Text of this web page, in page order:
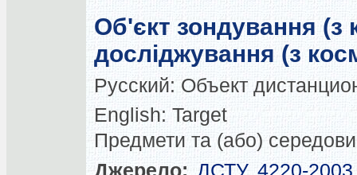
Об'єкт зондування (з
досліджування (з
Русский: Объект
English: Target
Предмети та (або)
Джерело: ДСТУ 4220-2003